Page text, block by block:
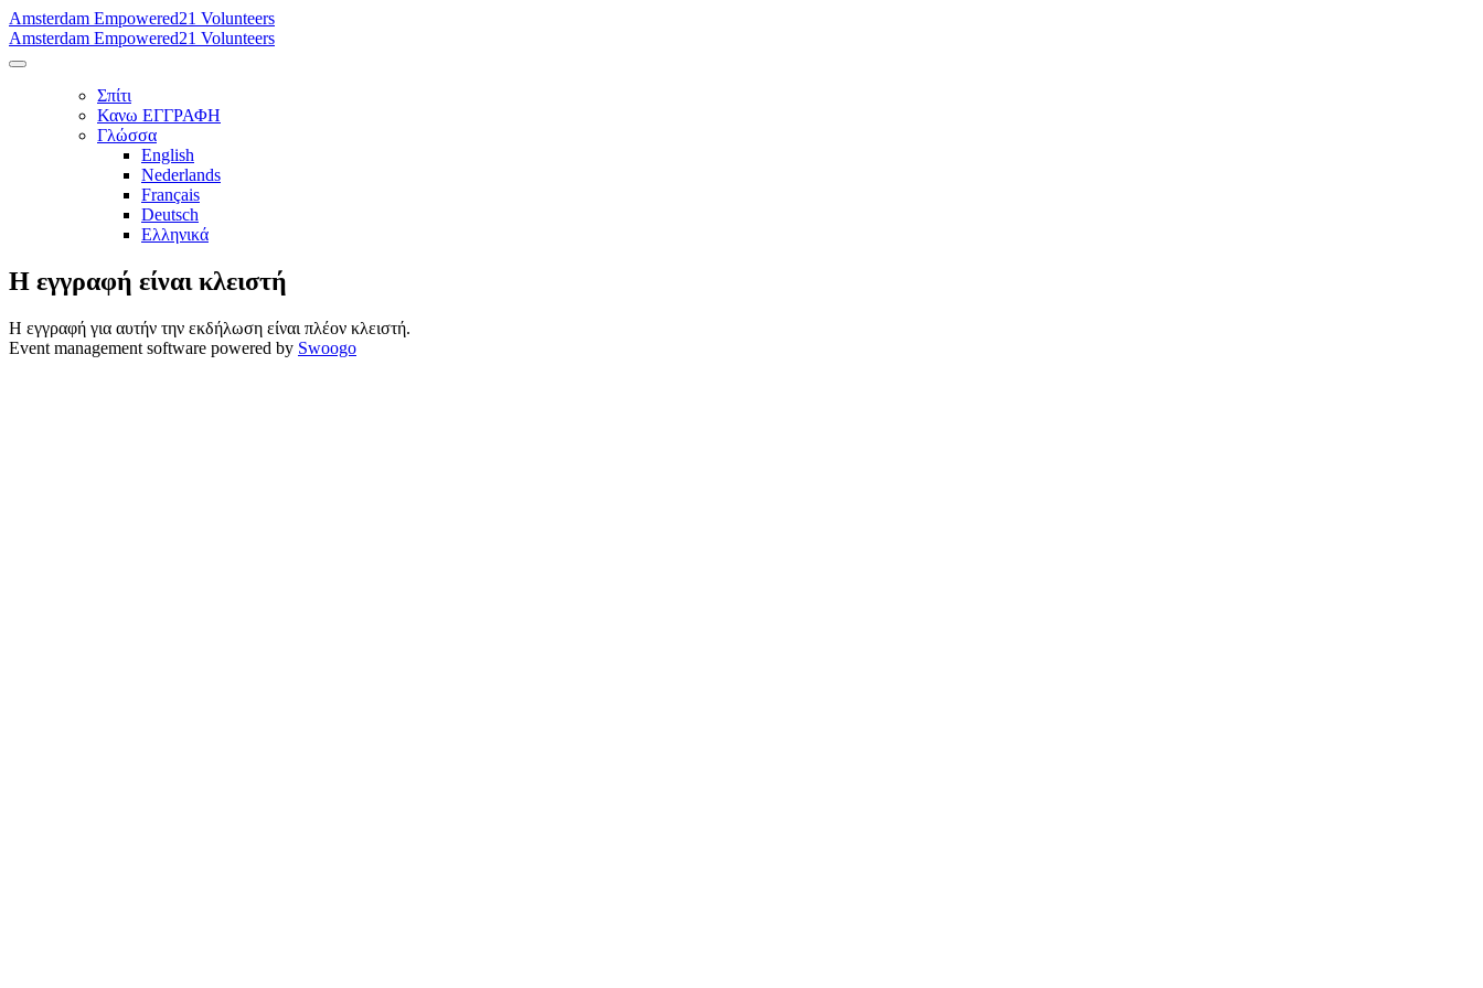
Amsterdam Empowered21 Volunteers
Amsterdam Empowered21 Volunteers
Σπίτι
Κανω ΕΓΓΡΑΦΗ
Γλώσσα
English
Nederlands
Français
Deutsch
Ελληνικά
Η εγγραφή είναι κλειστή
Η εγγραφή για αυτήν την εκδήλωση είναι πλέον κλειστή.
Event management software powered by Swoogo